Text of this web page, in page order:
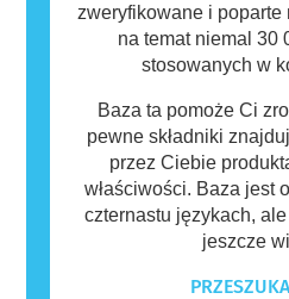
zweryfikowane i
na temat niemal 30
stosowanych w
Baza ta pomoże Ci
pewne składniki
przez Ciebie
właściwości. Baza jest
czternastu językach,
jeszcze